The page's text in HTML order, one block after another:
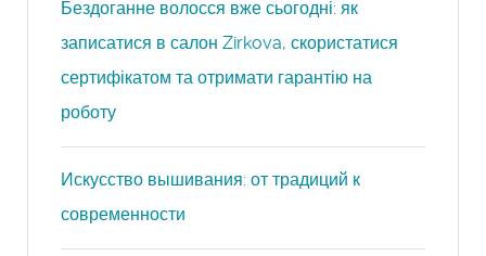
Бездоганне волосся вже сьогодні: як
записатися в салон Zirkova, скористатися
сертифікатом та отримати гарантію на
роботу
Искусство вышивания: от традиций к
современности